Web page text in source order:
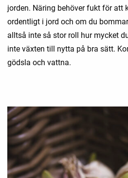
jorden. Näring behöver fukt för att
ordentligt i jord och om du
alltså inte så stor roll hur mycket
inte växten till nytta på bra sätt.
gödsla och vattna.